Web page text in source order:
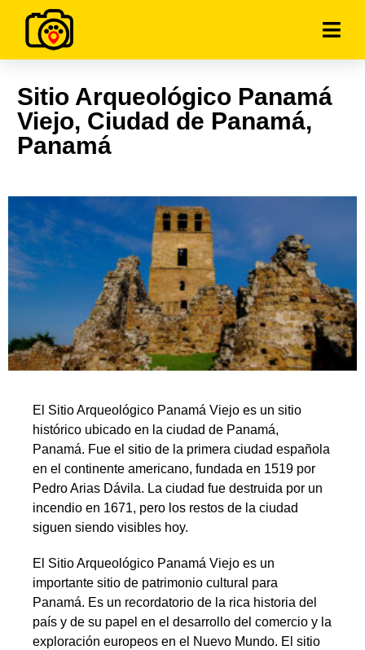
Sitio Arqueológico Panamá
Viejo, Ciudad de Panamá,
Panamá
El Sitio Arqueológico Panamá Viejo es un sitio
histórico ubicado en la ciudad de Panamá,
Panamá. Fue el sitio de la primera ciudad española
en el continente americano, fundada en 1519 por
Pedro Arias Dávila. La ciudad fue destruida por un
incendio en 1671, pero los restos de la ciudad
siguen siendo visibles hoy.
El Sitio Arqueológico Panamá Viejo es un
importante sitio de patrimonio cultural para
Panamá. Es un recordatorio de la rica historia del
país y de su papel en el desarrollo del comercio y la
exploración europeos en el Nuevo Mundo. El sitio